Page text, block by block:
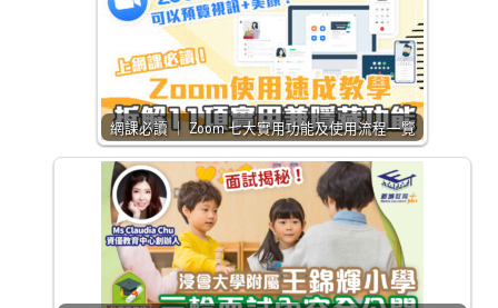
網課必讀 ｜ Zoom 七大實用功能及使用流程一覽